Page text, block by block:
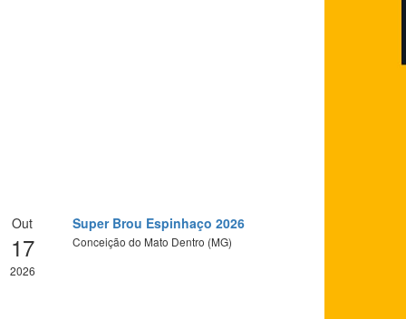
Out
17
2026
Super Brou Espinhaço 2026
Conceição do Mato Dentro (MG)